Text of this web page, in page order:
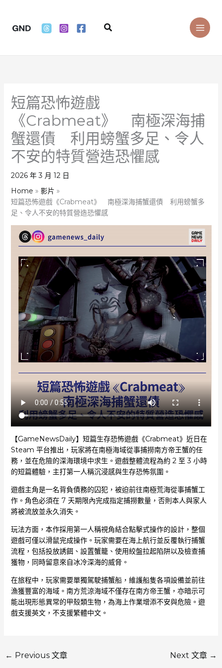
content
Search
短篇恐怖遊戲
《Crabmeat》 南極深海捕
蟹還債 利用螃蟹多足、令人
不安的特質營造恐懼感
2026 年 3 月 12 日
Home
影片
短篇恐怖遊戲《Crabmeat》 南極深海捕蟹還債 利用螃蟹多
足、令人不安的特質營造恐懼感
【GameNewsDaily】短篇生存恐怖遊戲《Crabmeat》近日在
Steam 平台推出，玩家將在南極海域從事捕撈南方帝王蟹的任
務，並在危險的深海環境中求生。遊戲整體流程為約 2 至 3 小時
的短篇體驗，主打第一人稱沉浸感與生存恐怖氛圍。
遊戲主角是一名背負債務的囚犯，被迫前往南極荒海從事捕蟹工
作。角色必須在 7 天期限內完成指定捕撈數量，否則本人與家人
將被流放並永久消失。
玩法方面，本作採用第一人稱視角結合點擊式操作的設計，整個
遊戲可僅以滑鼠完成操作。玩家需要在海上航行並反覆執行捕蟹
流程，包括投放誘餌、設置蟹籠、使用絞盤拉起陷阱以及檢查捕
獲物，同時留意來自冰冷深海的威脅。
在旅程中，玩家需要單獨駕駛捕蟹船，維護船隻各項設備並前往
漁獲豐富的海域。南方荒涼海域不僅存在南方帝王蟹，亦暗示可
能出現形態異常的甲殼類生物，為海上作業增添不安與危險。遊
戲支援英文，不支援繁體中文。
← Previous 文章 Next 文章 →